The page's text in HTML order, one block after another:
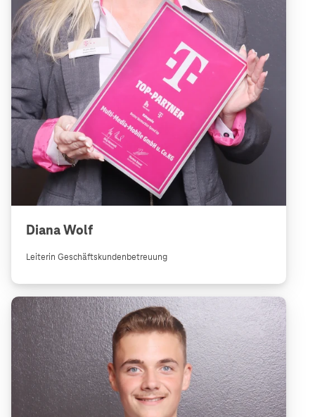
Diana Wolf
Leiterin Geschäftskundenbetreuung